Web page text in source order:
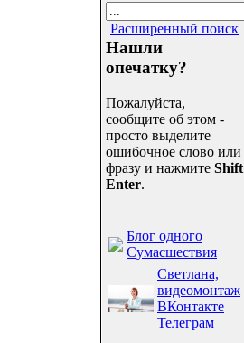
Расширенный поиск
Нашли
опечатку?
Пожалуйста,
сообщите об этом -
просто выделите
ошибочное слово или
фразу и нажмите Shift
Enter.
Блог одного
Сумасшествия
Светлана,
видеомонтаж
ВКонтакте
Телеграм